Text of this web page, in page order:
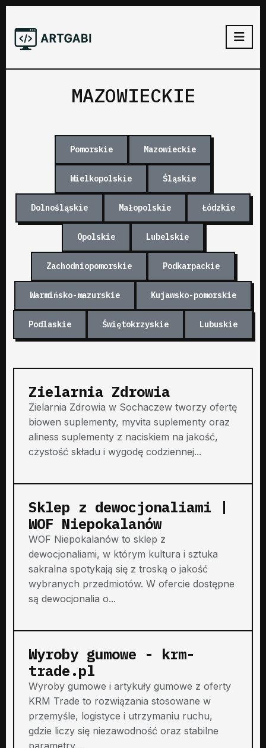
MAZOWIECKIE
Pomorskie Mazowieckie
Wielkopolskie Śląskie
Dolnośląskie Małopolskie Łódzkie
Opolskie Lubelskie
Zachodniopomorskie Podkarpackie
Warmińsko-mazurskie Kujawsko-pomorskie
Podlaskie Świętokrzyskie Lubuskie
Zielarnia Zdrowia
Zielarnia Zdrowia w Sochaczew tworzy ofertę
biowen suplementy, myvita suplementy oraz
aliness suplementy z naciskiem na jakość,
czystość składu i wygodę codziennej...
Sklep z dewocjonaliami |
WOF Niepokalanów
WOF Niepokalanów to sklep z
dewocjonaliami, w którym kultura i sztuka
sakralna spotykają się z troską o jakość
wybranych przedmiotów. W ofercie dostępne
są dewocjonalia o...
Wyroby gumowe - krm-
trade.pl
Wyroby gumowe i artykuły gumowe z oferty
KRM Trade to rozwiązania stosowane w
przemyśle, logistyce i utrzymaniu ruchu,
gdzie liczy się niezawodność oraz stabilne
parametry...